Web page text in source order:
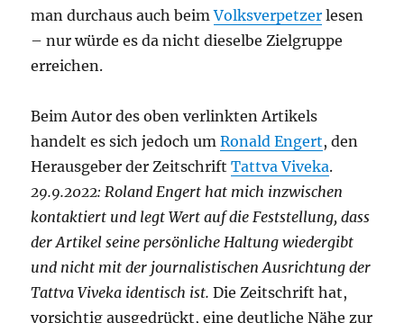
man durchaus auch beimVolksverpetzer lesen
– nur würde es da nicht dieselbe Zielgruppe
erreichen.
Beim Autor des oben verlinkten Artikels
handelt es sich jedoch umRonald Engert, den
Herausgeber der ZeitschriftTattva Viveka.
29.9.2022: Roland Engert hat mich inzwischen
kontaktiert und legt Wert auf die Feststellung, dass
der Artikel seine persönliche Haltung wiedergibt
und nicht mit der journalistischen Ausrichtung der
Tattva Viveka identisch ist. Die Zeitschrift hat,
vorsichtig ausgedrückt, eine deutliche Nähe zur